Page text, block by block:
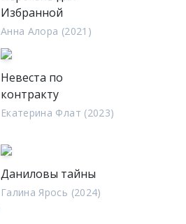
Избранной
Анна Алора (2021)
Невеста по
контракту
Екатерина Флат (2023)
Даниловы тайны
Галина Ярось (2024)